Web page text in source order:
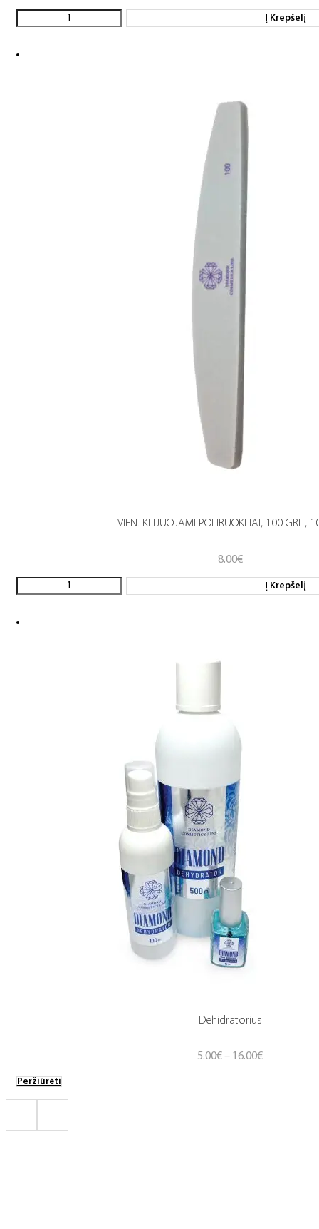
Į Krepšelį
VIEN. KLIJUOJAMI POLIRUOKLIAI, 100 GRIT,
8.00€
Į Krepšelį
Dehidratorius
5.00€ – 16.00€Price
Peržiūrėti